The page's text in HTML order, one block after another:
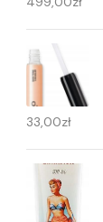
33,00zł